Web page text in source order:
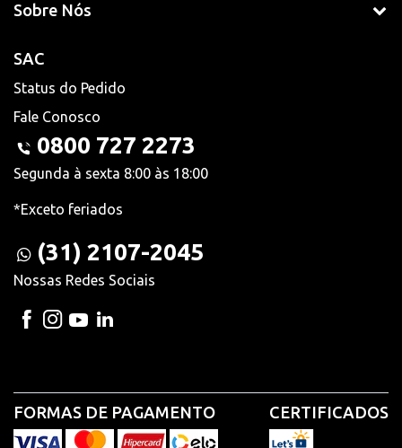
Sobre Nós
SAC
Status do Pedido
Fale Conosco
0800 727 2273
Segunda à sexta 8:00 às 18:00
*Exceto feriados
(31) 2107-2045
Nossas Redes Sociais
FORMAS DE PAGAMENTO CERTIFICADOS